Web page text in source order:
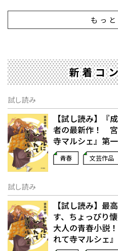
もっ
新着コ
試し読み
【試し読み】『
者の最新作！ 宮
寺マルシェ』第
青春 文芸作品
試し読み
【試し読み】最
す、ちょっぴり
大人の青春小説
れて寺マルシェ